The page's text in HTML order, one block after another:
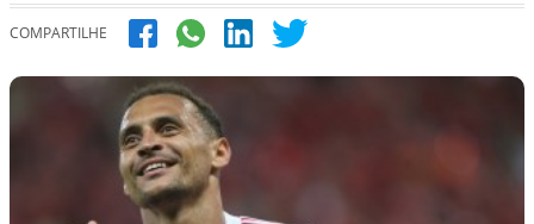
COMPARTILHE